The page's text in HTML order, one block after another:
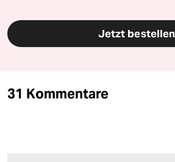
Jetzt bestellen
31 Kommentare